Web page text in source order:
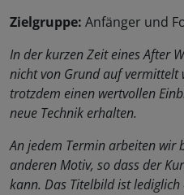
Zielgruppe: Anfänger und
In der kurzen Zeit eines After
nicht von Grund auf vermittelt
trotzdem einen wertvollen
neue Technik erhalten.
An jedem Termin arbeiten
anderen Motiv, so dass der
kann. Das Titelbild ist lediglich